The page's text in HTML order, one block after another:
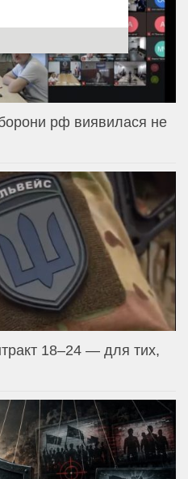
рф виявилася не
18–24 — для тих,